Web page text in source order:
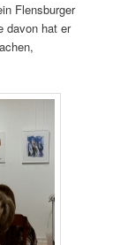
Flensburger
davon hat er